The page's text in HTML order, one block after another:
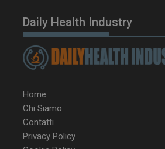
Daily Health Industry
Home
Chi Siamo
Contatti
Privacy Policy